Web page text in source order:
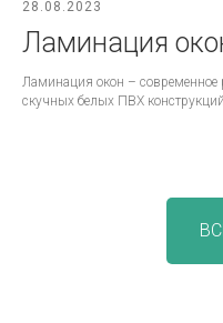
28.08.2023
Ламинация
Ламинация окон – современное
скучных белых ПВХ